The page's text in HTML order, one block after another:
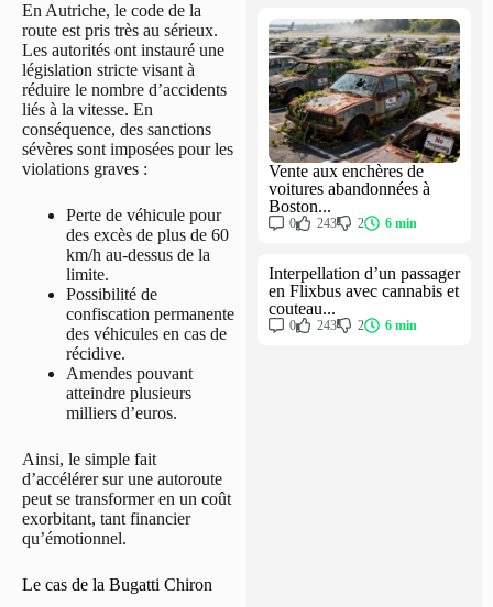
En Autriche, le code de la
route est pris très au sérieux.
Les autorités ont instauré une
législation stricte visant à
réduire le nombre d’accidents
liés à la vitesse. En
conséquence, des sanctions
sévères sont imposées pour les
violations graves :
Perte de véhicule pour
des excès de plus de 60
km/h au-dessus de la
limite.
Possibilité de
confiscation permanente
des véhicules en cas de
récidive.
Amendes pouvant
atteindre plusieurs
milliers d’euros.
Ainsi, le simple fait
d’accélérer sur une autoroute
peut se transformer en un coût
exorbitant, tant financier
qu’émotionnel.
Le cas de la Bugatti Chiron
Vente aux enchères de
voitures abandonnées à
Boston...
0 243 2 6 min
Interpellation d’un passager
en Flixbus avec cannabis et
couteau...
0 243 2 6 min